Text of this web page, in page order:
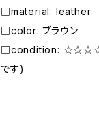
□material: leather
□color: ブラウン
□condition: ☆☆☆☆★(
です)